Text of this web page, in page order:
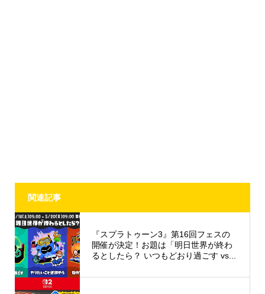
関連記事
『スプラトゥーン3』第16回フェスの
開催が決定！お題は「明日世界が終わ
るとしたら？ いつもどおり過ごす vs...